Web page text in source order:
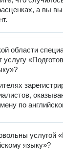
а вы
области
по
услугой
языку»?